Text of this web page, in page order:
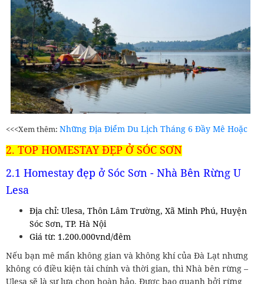
<<<Xem thêm: Những Địa Điểm Du Lịch Tháng 6 Đầy Mê Hoặc
2. TOP HOMESTAY ĐẸP Ở SÓC SƠN
2.1 Homestay đẹp ở Sóc Sơn - Nhà Bên Rừng U
Lesa
Địa chỉ: Ulesa, Thôn Lâm Trường, Xã Minh Phú, Huyện
Sóc Sơn, TP. Hà Nội
Giá từ: 1.200.000vnd/đêm
Nếu bạn mê mẩn không gian và không khí của Đà Lạt nhưng
không có điều kiện tài chính và thời gian, thì Nhà bên rừng –
Ulesa sẽ là sự lựa chọn hoàn hảo. Được bao quanh bởi rừng